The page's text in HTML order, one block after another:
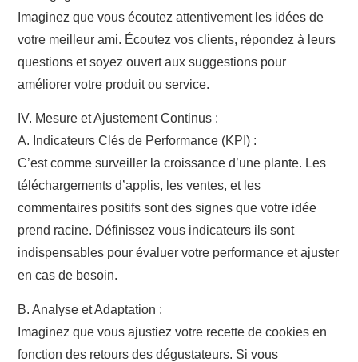
Imaginez que vous écoutez attentivement les idées de
votre meilleur ami. Écoutez vos clients, répondez à leurs
questions et soyez ouvert aux suggestions pour
améliorer votre produit ou service.
IV. Mesure et Ajustement Continus :
A. Indicateurs Clés de Performance (KPI) :
C’est comme surveiller la croissance d’une plante. Les
téléchargements d’applis, les ventes, et les
commentaires positifs sont des signes que votre idée
prend racine. Définissez vous indicateurs ils sont
indispensables pour évaluer votre performance et ajuster
en cas de besoin.
B. Analyse et Adaptation :
Imaginez que vous ajustiez votre recette de cookies en
fonction des retours des dégustateurs. Si vous